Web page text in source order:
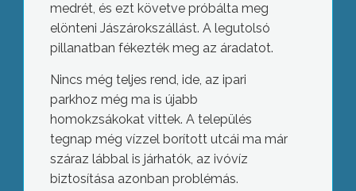
medrét, és ezt követve próbálta meg
elönteni Jászárokszállást. A legutolsó
pillanatban fékezték meg az áradatot.
Nincs még teljes rend, ide, az ipari
parkhoz még ma is újabb
homokzsákokat vittek. A település
tegnap még vízzel borított utcái ma már
száraz lábbal is járhatók, az ivóvíz
biztosítása azonban problémás.